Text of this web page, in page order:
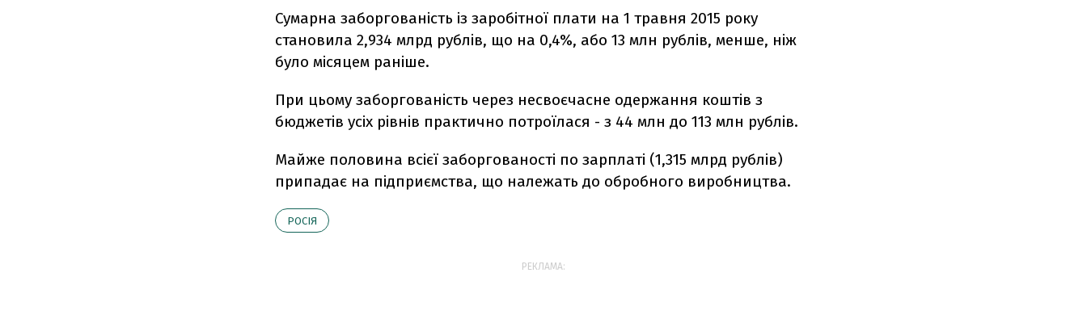
Сумарна заборгованість із заробітної плати на 1 травня 2015 року
становила 2,934 млрд рублів, що на 0,4%, або 13 млн рублів, менше, ніж
було місяцем раніше.
При цьому заборгованість через несвоєчасне одержання коштів з
бюджетів усіх рівнів практично потроїлася - з 44 млн до 113 млн рублів.
Майже половина всієї заборгованості по зарплаті (1,315 млрд рублів)
припадає на підприємства, що належать до обробного виробництва.
РОСІЯ
РЕКЛАМА: